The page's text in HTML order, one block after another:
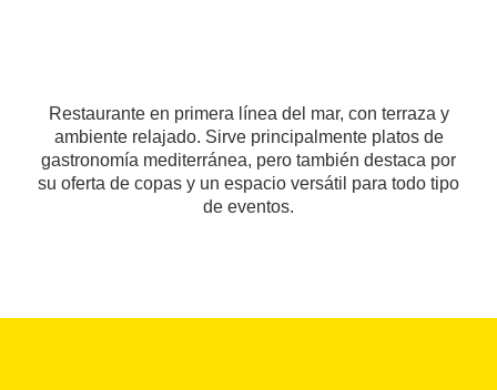
Restaurante en primera línea del mar, con terraza y
ambiente relajado. Sirve principalmente platos de
gastronomía mediterránea, pero también destaca por
su oferta de copas y un espacio versátil para todo tipo
de eventos.